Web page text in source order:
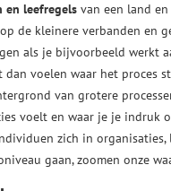
en leefregels van een land
de kleinere verbanden en
als je bijvoorbeeld werkt
dan voelen waar het proces
van grotere
voelt en waar je je indruk
zich in organisaties,
gaan, zoomen onze